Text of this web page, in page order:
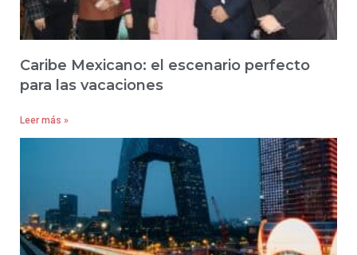
Caribe Mexicano: el escenario perfecto
para las vacaciones
Leer más »